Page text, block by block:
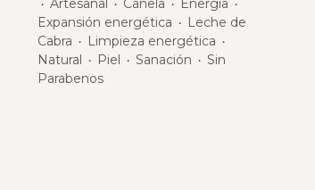
・ Artesanal ・ Canela ・ Energía ・
Expansión energética ・
Leche de
Cabra ・ Limpieza energética ・
Natural ・ Piel ・ Sanación ・ Sin
Parabenos